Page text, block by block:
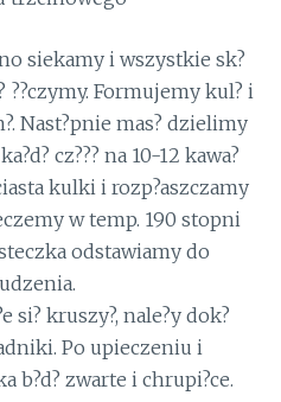
siekamy i wszystkie sk?
??czymy. Formujemy kul? i
Nast?pnie mas? dzielimy
cz??? na 10-12 kawa?
kulki i rozp?aszczamy
w temp. 190 stopni
odstawiamy do
si? kruszy?, nale?y dok?
Po upieczeniu i
b?d? zwarte i chrupi?ce.